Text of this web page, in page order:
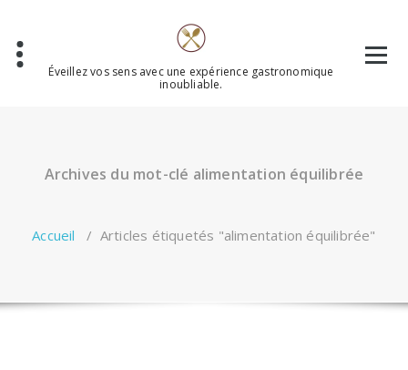
contenu
Éveillez vos sens avec une expérience gastronomique
inoubliable.
Archives du mot-clé alimentation équilibrée
Accueil / Articles étiquetés "alimentation équilibrée"